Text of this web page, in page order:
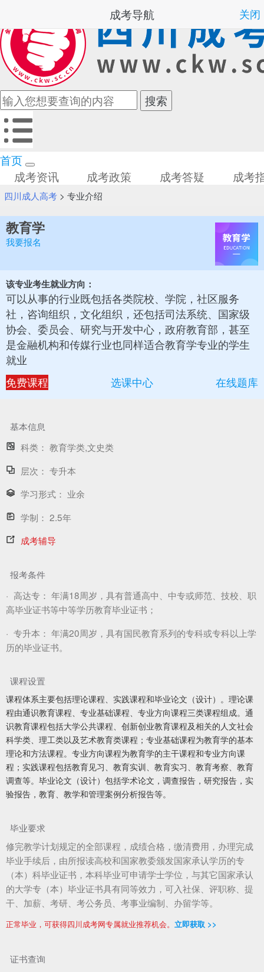
首页
成考资讯
成考政策 成考答疑 成考
四川成人高考> 专业介绍
教育学
我要报名
该专业考生就业方向：
可以从事的行业既包括各类院校、学院，社区服务
社，咨询组织，文化组织，还包括司法系统、国家级
协会、委员会、研究与开发中心，政府教育部，甚至
是金融机构和传媒行业也同样适合教育学专业的学生
就业
免费课程
选课中心 在线题库
基本信息
科类： 教育学类,文史类
层次： 专升本
学习形式： 业余
学制： 2.5年
成考辅导
报考条件
· 高达专： 年满18周岁，具有普通高中、中专或师范、技校、职
高毕业证书等中等学历教育毕业证书；
· 专升本： 年满20周岁，具有国民教育系列的专科或专科以上学
历的毕业证书。
课程设置
课程体系主要包括理论课程、实践课程和毕业论文（设计）。理论课
程由通识教育课程、专业基础课程、专业方向课程三类课程组成。通
识教育课程包括大学公共课程、创新创业教育课程及相关的人文社会
科学类、理工类以及艺术教育类课程；专业基础课程为教育学的基本
理论和方法课程。专业方向课程为教育学的主干课程和专业方向课
程；实践课程包括教育见习、教育实训、教育实习、教育考察、教育
调查等。毕业论文（设计）包括学术论文，调查报告，研究报告，实
验报告，教育、教学和管理案例分析报告等。
毕业要求
修完教学计划规定的全部课程，成绩合格，缴清费用，办理完成
毕业手续后，由所报读高校和国家教委颁发国家承认学历的专
（本）科毕业证书，本科毕业可申请学士学位，与其它国家承认
的大学专（本）毕业证书具有同等效力，可入社保、评职称、提
干、加薪、考研、考公务员、考事业编制、办留学等。
正常毕业，可获得四川成考网专属就业推荐机会。 立即获取 >>
证书查询
成考导航 关闭